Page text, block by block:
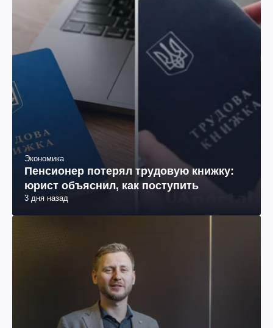
Экономика
Пенсионер потерял трудовую книжку:
юрист объяснил, как поступить
3 дня назад